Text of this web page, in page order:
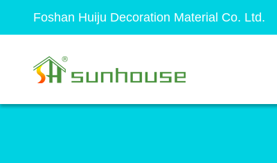
Foshan Huiju Decoration Material Co. Ltd.